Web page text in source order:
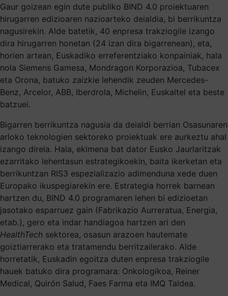
Gaur goizean egin dute publiko BIND 4.0 proiektuaren
hirugarren edizioaren nazioarteko deialdia, bi berrikuntza
nagusirekin. Alde batetik, 40 enpresa trakziogile izango
dira hirugarren honetan (24 izan dira bigarrenean), eta,
horien artean, Euskadiko erreferentziako konpainiak, hala
nola Siemens Gamesa, Mondragon Korporazioa, Tubacex
eta Orona, batuko zaizkie lehendik zeuden Mercedes-
Benz, Arcelor, ABB, Iberdrola, Michelin, Euskaltel eta beste
batzuei.
Bigarren berrikuntza nagusia da deialdi berrian Osasunaren
arloko teknologien sektoreko proiektuak ere aurkeztu ahal
izango direla. Hala, ekimena bat dator Eusko Jaurlaritzak
ezarritako lehentasun estrategikoekin, baita ikerketan eta
berrikuntzan RIS3 espezializazio adimenduna xede duen
Europako ikuspegiarekin ere. Estrategia horrek barnean
hartzen du, BIND 4.0 programaren lehen bi edizioetan
jasotako esparruez gain (Fabrikazio Aurreratua, Energia,
etab.), gero eta indar handiagoa hartzen ari den
HealthTech sektorea, osasun arazoen hautemate
goiztiarrerako eta tratamendu berritzailerako. Alde
horretatik, Euskadin egoitza duten enpresa trakziogile
hauek batuko dira programara: Onkologikoa, Reiner
Medical, Quirón Salud, Faes Farma eta IMQ Taldea.